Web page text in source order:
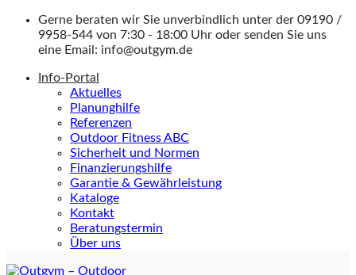
Zum
springen
Gerne beraten wir Sie unverbindlich unter der 09190 /
9958-544 von 7:30 - 18:00 Uhr oder senden Sie uns
eine Email: info@outgym.de
Info-Portal
Aktuelles
Planunghilfe
Referenzen
Outdoor Fitness ABC
Sicherheit und Normen
Finanzierungshilfe
Garantie & Gewährleistung
Kataloge
Kontakt
Beratungstermin
Über uns